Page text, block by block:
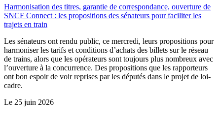
Harmonisation des titres, garantie de correspondance, ouverture de
SNCF Connect : les propositions des sénateurs pour faciliter les
trajets en train
Les sénateurs ont rendu public, ce mercredi, leurs propositions pour
harmoniser les tarifs et conditions d’achats des billets sur le réseau
de trains, alors que les opérateurs sont toujours plus nombreux avec
l’ouverture à la concurrence. Des propositions que les rapporteurs
ont bon espoir de voir reprises par les députés dans le projet de loi-
cadre.
Le 25 juin 2026